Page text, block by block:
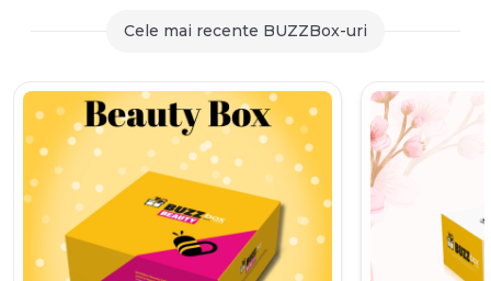
290,00 lei.
79,90 lei.
Cele mai recente BUZZBox-uri